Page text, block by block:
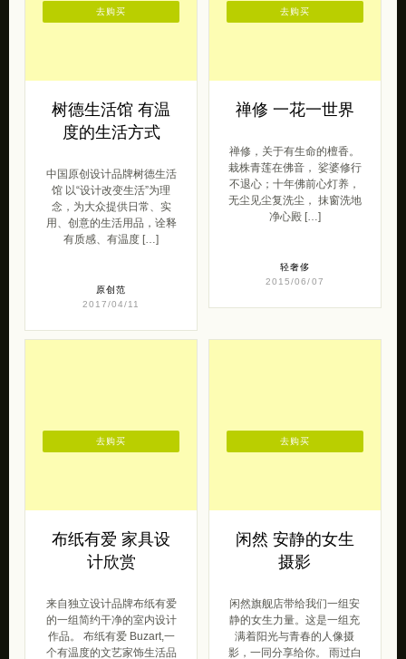
树德生活馆 有温
度的生活方式
中国原创设计品牌树德生活
馆 以“设计改变生活”为理
念，为大众提供日常、实
用、创意的生活用品，诠释
有质感、有温度 […]
原创范
2017/04/11
去购买
禅修 一花一世界
禅修，关于有生命的檀香。
栽株青莲在佛音， 娑婆修行
不退心；十年佛前心灯养，
无尘见尘复洗尘， 抹窗洗地
净心殿 […]
轻奢侈
2015/06/07
去购买
布纸有爱 家具设
计欣赏
来自独立设计品牌布纸有爱
的一组简约干净的室内设计
作品。 布纸有爱 Buzart,一
个有温度的文艺家饰生活品
去购买
闲然 安静的女生
摄影
闲然旗舰店带给我们一组安
静的女生力量。这是一组充
满着阳光与青春的人像摄
影，一同分享给你。 雨过白
去购买